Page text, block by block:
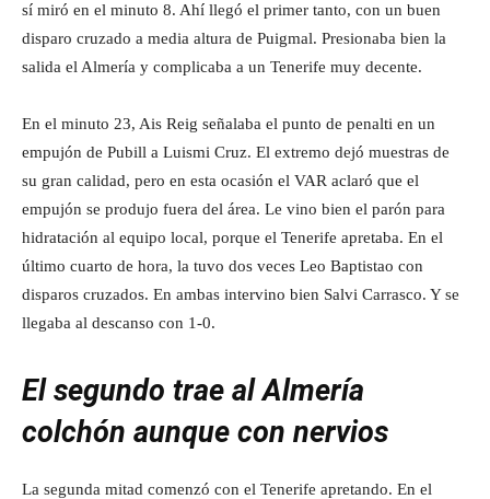
sí miró en el minuto 8. Ahí llegó el primer tanto, con un buen
disparo cruzado a media altura de Puigmal. Presionaba bien la
salida el Almería y complicaba a un Tenerife muy decente.
En el minuto 23, Ais Reig señalaba el punto de penalti en un
empujón de Pubill a Luismi Cruz. El extremo dejó muestras de
su gran calidad, pero en esta ocasión el VAR aclaró que el
empujón se produjo fuera del área. Le vino bien el parón para
hidratación al equipo local, porque el Tenerife apretaba. En el
último cuarto de hora, la tuvo dos veces Leo Baptistao con
disparos cruzados. En ambas intervino bien Salvi Carrasco. Y se
llegaba al descanso con 1-0.
El segundo trae al Almería
colchón aunque con nervios
La segunda mitad comenzó con el Tenerife apretando. En el